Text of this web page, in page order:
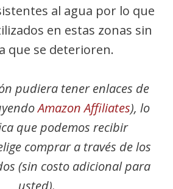
al agua por lo que
en estas zonas sin
que se deterioren.
pudiera tener enlaces de
Amazon Affiliates), lo
que podemos recibir
comprar a través de los
(sin costo adicional para
usted).